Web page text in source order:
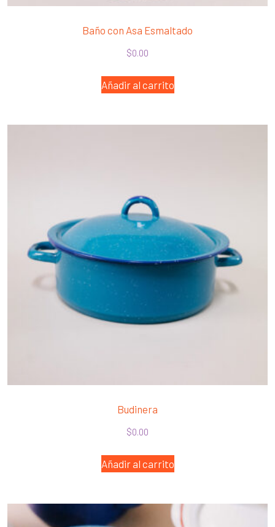
Baño con Asa Esmaltado
$0.00
Añadir al carrito
Budinera
$0.00
Añadir al carrito